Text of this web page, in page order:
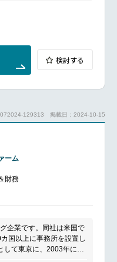
contact to the person in
ローチを組み合わせ、ク
最適なソリューションを
査、M&A リスクの把握
）
場合、現状の詳細分析及
場合、現状の詳細分析及
ミュニケーション計画、
検討する
129313 掲載日：2024-10-15
ーム
財務
企業です。同社は米国で
国以上に事務所を設置し
して東京に、2003年には